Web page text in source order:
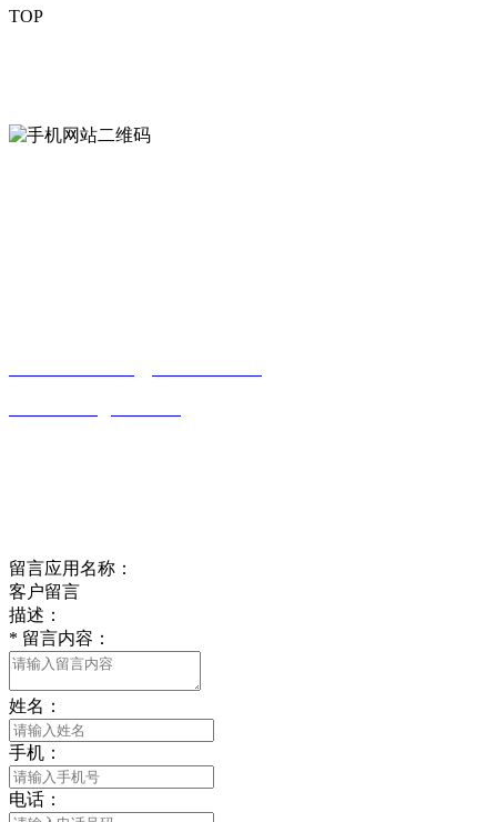
TOP
留言应用名称：
客户留言
描述：
* 留言内容：
姓名：
手机：
电话：